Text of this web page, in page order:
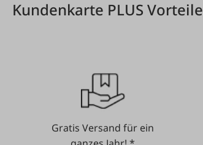
Kundenkarte PLUS Vorteile
Gratis Versand für ein